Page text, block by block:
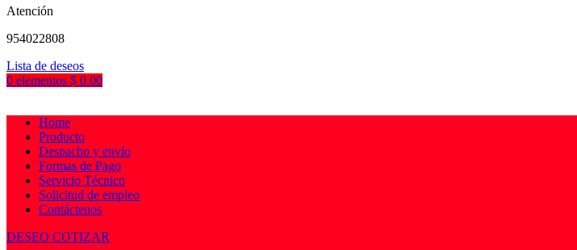
Atención
954022808
Lista de deseos
0 elementos $ 0.00
Home
Producto
Despacho y envío
Formas de Pago
Servicio Técnico
Solicitud de empleo
Contáctenos
DESEO COTIZAR